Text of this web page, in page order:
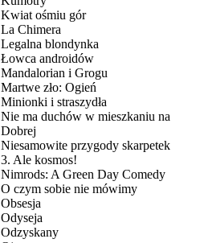
Kwiat ośmiu gór
La Chimera
Legalna blondynka
Łowca androidów
Mandalorian i Grogu
Martwe zło: Ogień
Minionki i straszydła
Nie ma duchów w mieszkaniu na
Dobrej
Niesamowite przygody skarpetek
3. Ale kosmos!
Nimrods: A Green Day Comedy
O czym sobie nie mówimy
Obsesja
Odyseja
Odzyskany